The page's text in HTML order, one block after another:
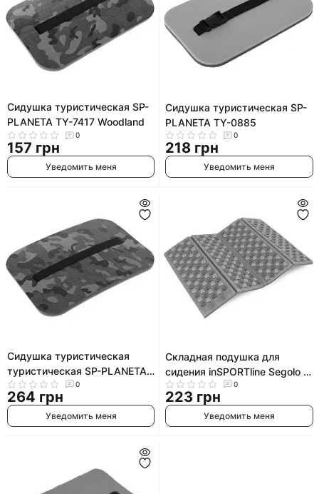
Сидушка туристическая SP-
PLANETA TY-7417 Woodland
0
157 грн
Уведомить меня
Сидушка туристическая SP-
PLANETA TY-0885
0
218 грн
Уведомить меня
Сидушка туристическая
туристическая SP-PLANETA
TY-7418 (Камуфляж
Woodland)
0
264 грн
Уведомить меня
Складная подушка для
сидения inSPORTline Segolo -
Синяя
0
223 грн
Уведомить меня